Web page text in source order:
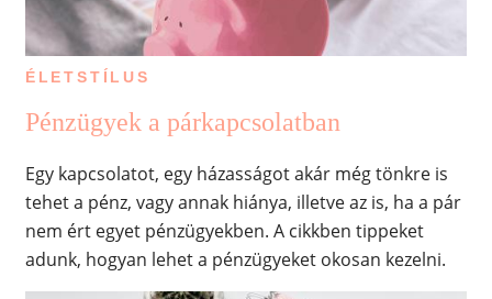
ÉLETSTÍLUS
Pénzügyek a párkapcsolatban
Egy kapcsolatot, egy házasságot akár még tönkre is
tehet a pénz, vagy annak hiánya, illetve az is, ha a pár
nem ért egyet pénzügyekben. A cikkben tippeket
adunk, hogyan lehet a pénzügyeket okosan kezelni.